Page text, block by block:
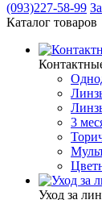
(093)227-58-99
Каталог товаров
3
Уход за